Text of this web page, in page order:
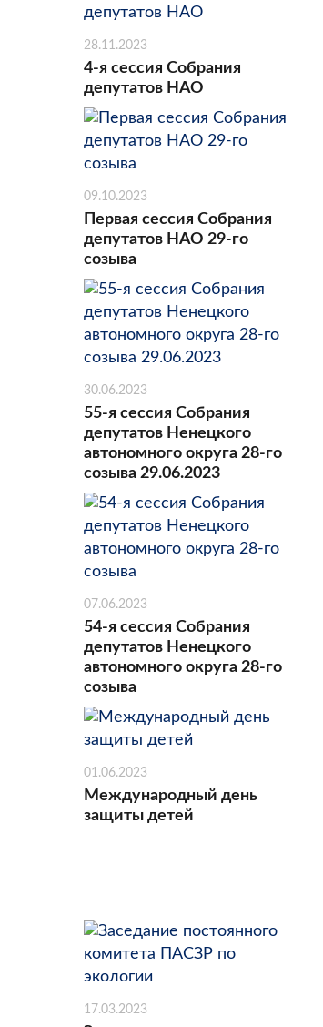
28.11.2023
4-я сессия Собрания
депутатов НАО
09.10.2023
Первая сессия Собрания
депутатов НАО 29-го
созыва
30.06.2023
55-я сессия Собрания
депутатов Ненецкого
автономного округа 28-го
созыва 29.06.2023
07.06.2023
54-я сессия Собрания
депутатов Ненецкого
автономного округа 28-го
созыва
01.06.2023
Международный день
защиты детей
17.03.2023